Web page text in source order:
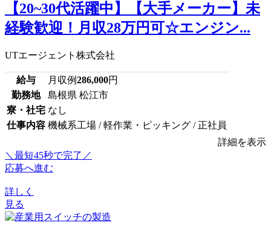
【20~30代活躍中】【大手メーカー】未
経験歓迎！月収28万円可☆エンジン...
UTエージェント株式会社
給与 月収例286,000円
勤務地
島根県 松江市
寮・社宅 なし
仕事内容 機械系工場 / 軽作業・ピッキング / 正社員
詳細を表示
＼最短45秒で完了／
応募へ進む
詳しく
見る